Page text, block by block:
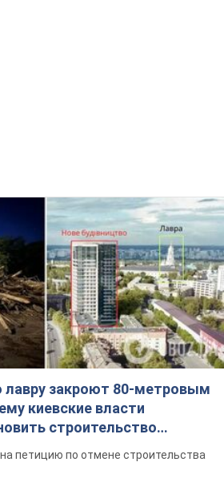
лавру закроют 80-метровым
киевские власти
строительство
верующего"
петицию по отмене строительства